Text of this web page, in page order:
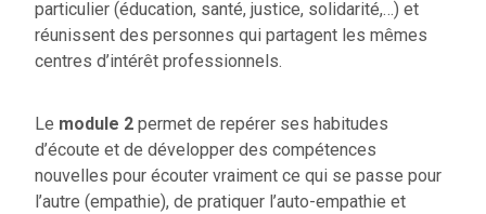
particulier (éducation, santé, justice, solidarité,…) et
réunissent des personnes qui partagent les mêmes
centres d’intérêt professionnels.
Le module 2 permet de repérer ses habitudes
d’écoute et de développer des compétences
nouvelles pour écouter vraiment ce qui se passe pour
l’autre (empathie), de pratiquer l’auto-empathie et